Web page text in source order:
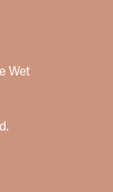
Wet